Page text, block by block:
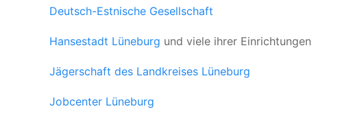
Deutsch-Estnische Gesellschaft
Hansestadt Lüneburg und viele ihrer Einrichtungen
Jägerschaft des Landkreises Lüneburg
Jobcenter Lüneburg